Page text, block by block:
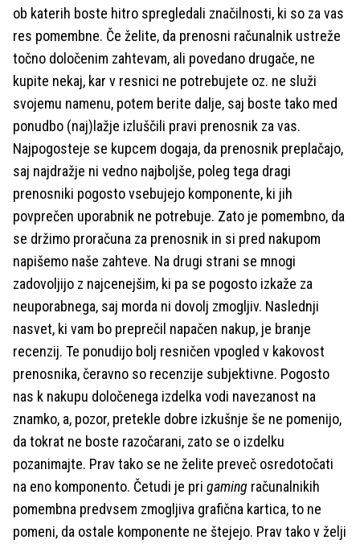
ob katerih boste hitro spregledali značilnosti, ki so za vas
res pomembne. Če želite, da prenosni računalnik ustreže
točno določenim zahtevam, ali povedano drugače, ne
kupite nekaj, kar v resnici ne potrebujete oz. ne služi
svojemu namenu, potem berite dalje, saj boste tako med
ponudbo (naj)lažje izluščili pravi prenosnik za vas.
Najpogosteje se kupcem dogaja, da prenosnik preplačajo,
saj najdražje ni vedno najboljše, poleg tega dragi
prenosniki pogosto vsebujejo komponente, ki jih
povprečen uporabnik ne potrebuje. Zato je pomembno, da
se držimo proračuna za prenosnik in si pred nakupom
napišemo naše zahteve. Na drugi strani se mnogi
zadovoljijo z najcenejšim, ki pa se pogosto izkaže za
neuporabnega, saj morda ni dovolj zmogljiv. Naslednji
nasvet, ki vam bo preprečil napačen nakup, je branje
recenzij. Te ponudijo bolj resničen vpogled v kakovost
prenosnika, čeravno so recenzije subjektivne. Pogosto
nas k nakupu določenega izdelka vodi navezanost na
znamko, a, pozor, pretekle dobre izkušnje še ne pomenijo,
da tokrat ne boste razočarani, zato se o izdelku
pozanimajte. Prav tako se ne želite preveč osredotočati
na eno komponento. Četudi je pri gaming računalnikih
pomembna predvsem zmogljiva grafična kartica, to ne
pomeni, da ostale komponente ne štejejo. Prav tako v želji